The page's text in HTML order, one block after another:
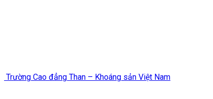
Trường Cao đẳng Than – Khoáng sản Việt Nam